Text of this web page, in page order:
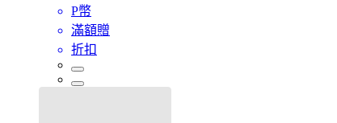
P幣
滿額贈
折扣